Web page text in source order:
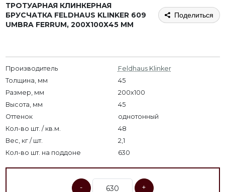
ТРОТУАРНАЯ КЛИНКЕРНАЯ
БРУСЧАТКА FELDHAUS KLINKER 609
UMBRA FERRUM, 200Х100Х45 ММ
Поделиться
Производитель
Feldhaus Klinker
Толщина, мм
45
Размер, мм
200х100
Высота, мм
45
Оттенок
однотонный
Кол-во шт. / кв.м.
48
Вес, кг / шт.
2,1
Кол-во шт. на поддоне
630
- +